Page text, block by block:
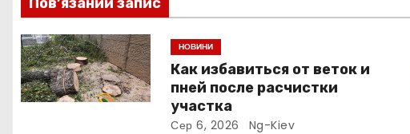
і
я
з
а
НОВИНИ
Как избавиться от веток и
пней после расчистки
участка
Сер 6, 2026 Ng-Kiev